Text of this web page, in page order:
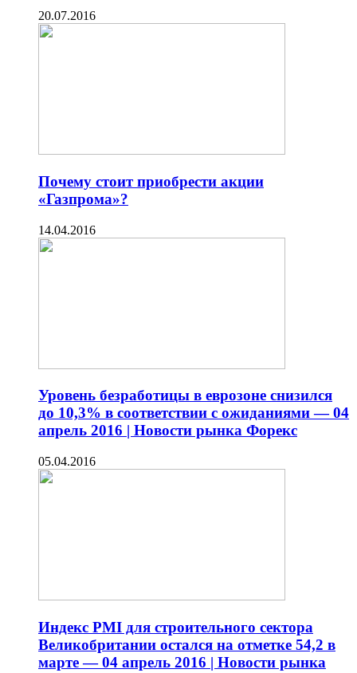
20.07.2016
Почему стоит приобрести акции
«Газпрома»?
14.04.2016
Уровень безработицы в еврозоне снизился
до 10,3% в соответствии с ожиданиями — 04
апрель 2016 | Новости рынка Форекс
05.04.2016
Индекс PMI для строительного сектора
Великобритании остался на отметке 54,2 в
марте — 04 апрель 2016 | Новости рынка